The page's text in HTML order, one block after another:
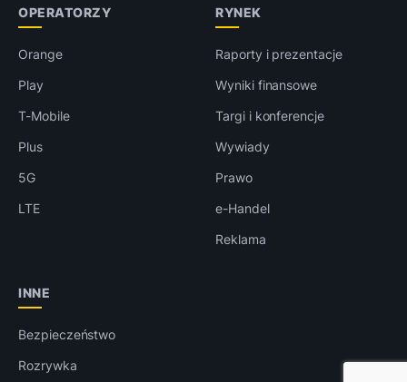
OPERATORZY
Orange
Play
T-Mobile
Plus
5G
LTE
RYNEK
Raporty i prezentacje
Wyniki finansowe
Targi i konferencje
Wywiady
Prawo
e-Handel
Reklama
INNE
Bezpieczeństwo
Rozrywka